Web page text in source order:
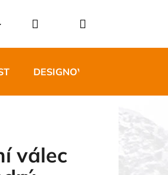
PřihlášeníNákupní
DESIGNOVÝ NÁBYTEK
válec